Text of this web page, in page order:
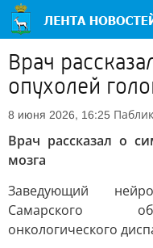
Врач
опухолей
8 июня 2026, 16:25
Врач рассказал о
мозга
Заведующий
Самарского
онкологического